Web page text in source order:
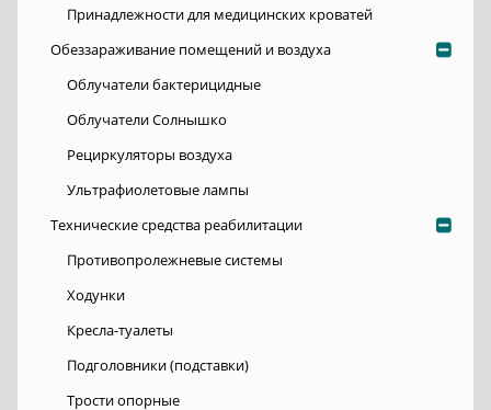
Принадлежности для медицинских кроватей
Обеззараживание помещений и воздуха
Облучатели бактерицидные
Облучатели Солнышко
Рециркуляторы воздуха
Ультрафиолетовые лампы
Технические средства реабилитации
Противопролежневые системы
Ходунки
Кресла-туалеты
Подголовники (подставки)
Трости опорные